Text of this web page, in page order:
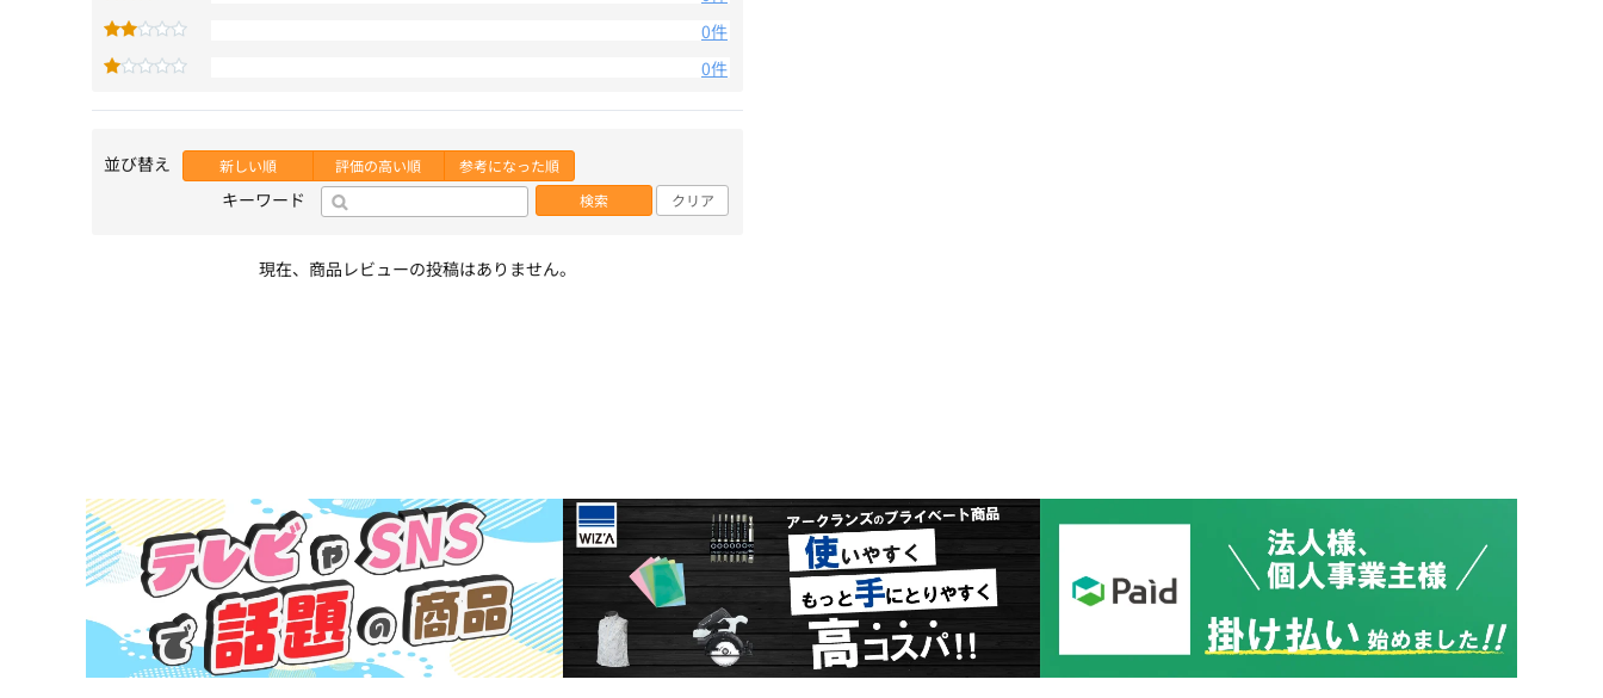
0件
0件
並び替え 新しい順 評価の高い順 参考になった順
キーワード 検索 クリア
現在、商品レビューの投稿はありません。